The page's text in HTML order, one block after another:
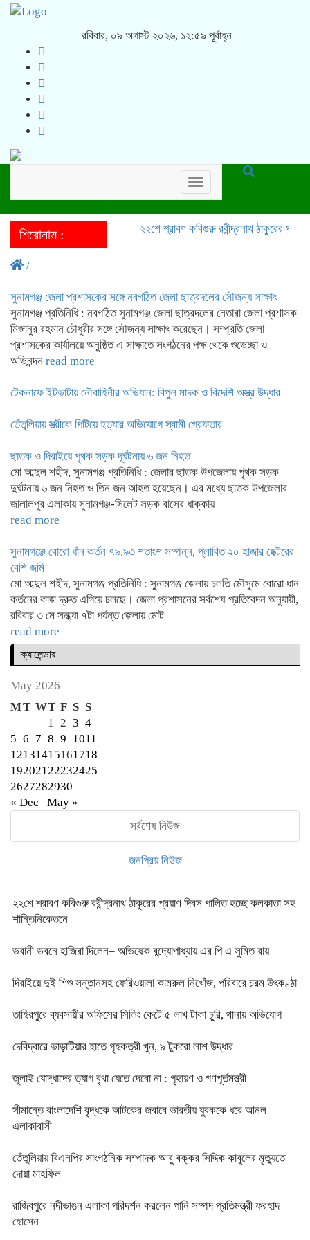
রবিবার, ০৯ অগাস্ট ২০২৬, ১২:৫৯ পূর্বাহ্ন
Toggle
navigation
শিরোনাম : ২২শে শ্রাবণ কবিগুরু রবীন্দ্রনাথ ঠাকুরের
/
সুনামগঞ্জ জেলা প্রশাসকের সঙ্গে নবগঠিত জেলা ছাত্রদলের সৌজন্য সাক্ষাৎ
সুনামগঞ্জ প্রতিনিধি : নবগঠিত সুনামগঞ্জ জেলা ছাত্রদলের নেতারা জেলা প্রশাসক
মিজানুর রহমান চৌধুরীর সঙ্গে সৌজন্য সাক্ষাৎ করেছেন। সম্প্রতি জেলা
প্রশাসকের কার্যালয়ে অনুষ্ঠিত এ সাক্ষাতে সংগঠনের পক্ষ থেকে শুভেচ্ছা ও
অভিনন্দন read more
টেকনাফে ইটভাটায় নৌবাহিনীর অভিযান: বিপুল মাদক ও বিদেশি অস্ত্র উদ্ধার
তেঁতুলিয়ায় স্ত্রীকে পিটিয়ে হত্যার অভিযোগে স্বামী গ্রেফতার
ছাতক ও দিরাইয়ে পৃথক সড়ক দূর্ঘটনায় ৬ জন নিহত
মো আব্দুল শহীদ, সুনামগঞ্জ প্রতিনিধি : জেলার ছাতক উপজেলায় পৃথক সড়ক
দুর্ঘটনায় ৬ জন নিহত ও তিন জন আহত হয়েছেন। এর মধ্যে ছাতক উপজেলার
জালালপুর এলাকায় সুনামগঞ্জ-সিলেট সড়ক বাসের ধাক্কায়
read more
সুনামগঞ্জে বোরো ধাঁন কর্তন ৭৯.৯৩ শতাংশ সম্পন্ন, প্লাবিত ২০ হাজার হেক্টরের
বেশি জমি
মো আব্দুল শহীদ, সুনামগঞ্জ প্রতিনিধি : সুনামগঞ্জ জেলায় চলতি মৌসুমে বোরো ধান
কর্তনের কাজ দ্রুত এগিয়ে চলছে। জেলা প্রশাসনের সর্বশেষ প্রতিবেদন অনুযায়ী,
রবিবার ৩ মে সন্ধ্যা ৭টা পর্যন্ত জেলায় মোট
read more
ক্যালেন্ডার
May 2026
MT WT F S S
1
2 3 4
5 6 7 8 9 1011
12131415161718
192021 22232425
2627282930
« Dec
May »
সর্বশেষ নিউজ
জনপ্রিয় নিউজ
২২শে শ্রাবণ কবিগুরু রবীন্দ্রনাথ ঠাকুরের প্রয়াণ দিবস পালিত হচ্ছে কলকাতা সহ
শান্তিনিকেতনে
ভবানী ভবনে হাজিরা দিলেন– অভিষেক বন্দ্যোপাধ্যায় এর পি এ সুমিত রায়
দিরাইয়ে দুই শিশু সন্তানসহ ফেরিওয়ালা কামরুল নিখোঁজ, পরিবারে চরম উৎকণ্ঠা
তাহিরপুরে ব্যবসায়ীর অফিসের সিলিং কেটে ৫ লাখ টাকা চুরি, থানায় অভিযোগ
দেবিদ্বারে ভাড়াটিয়ার হাতে গৃহকত্রী খুন, ৯ টুকরো লাশ উদ্ধার
জুলাই যোদ্ধাদের ত্যাগ বৃথা যেতে দেবো না : গৃহায়ণ ও গণপূর্তমন্ত্রী
সীমান্তে বাংলাদেশি বৃদ্ধকে আটকের জবাবে ভারতীয় যুবককে ধরে আনল
এলাকাবাসী
তেঁতুলিয়ায় বিএনপির সাংগঠনিক সম্পাদক আবু বক্কর সিদ্দিক কাবুলের মৃত্যুতে
দোয়া মাহফিল
রাজিবপুরে নদীভাঙন এলাকা পরিদর্শন করলেন পানি সম্পদ প্রতিমন্ত্রী ফরহাদ
হোসেন